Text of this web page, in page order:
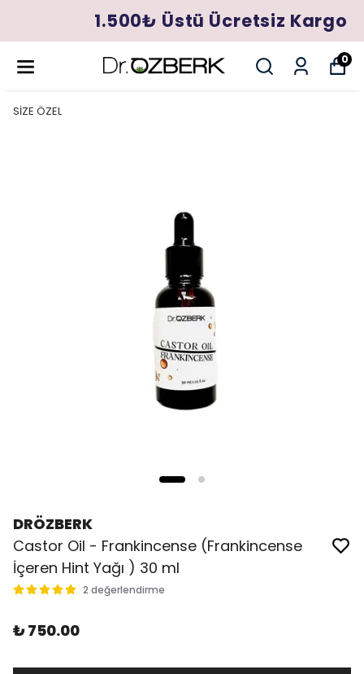
1.500₺ Üstü Ücretsiz Kargo
0
SİZE ÖZEL
DRÖZBERK
Castor Oil - Frankincense (Frankincense
İçeren Hint Yağı ) 30 ml
2 değerlendirme
₺ 750.00